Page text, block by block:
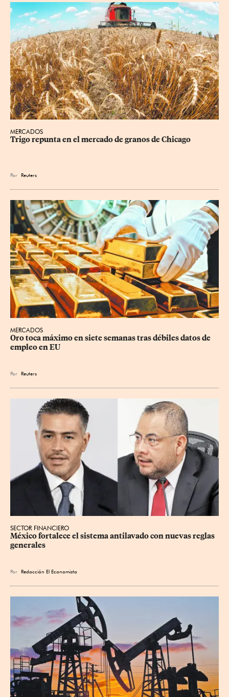
MERCADOS
Trigo repunta en el mercado de granos de Chicago
Por Reuters
MERCADOS
Oro toca máximo en siete semanas tras débiles datos de
empleo en EU
Por Reuters
SECTOR FINANCIERO
México fortalece el sistema antilavado con nuevas reglas
generales
Por Redacción El Economista